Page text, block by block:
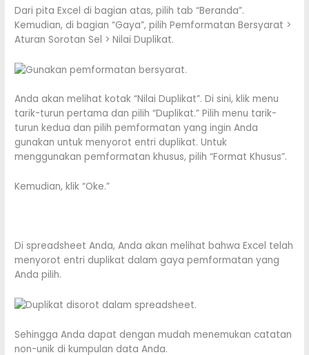
Dari pita Excel di bagian atas, pilih tab “Beranda”.
Kemudian, di bagian “Gaya”, pilih Pemformatan Bersyarat >
Aturan Sorotan Sel > Nilai Duplikat.
Anda akan melihat kotak “Nilai Duplikat”. Di sini, klik menu
tarik-turun pertama dan pilih “Duplikat.” Pilih menu tarik-
turun kedua dan pilih pemformatan yang ingin Anda
gunakan untuk menyorot entri duplikat. Untuk
menggunakan pemformatan khusus, pilih “Format Khusus”.
Kemudian, klik “Oke.”
Di spreadsheet Anda, Anda akan melihat bahwa Excel telah
menyorot entri duplikat dalam gaya pemformatan yang
Anda pilih.
Sehingga Anda dapat dengan mudah menemukan catatan
non-unik di kumpulan data Anda.